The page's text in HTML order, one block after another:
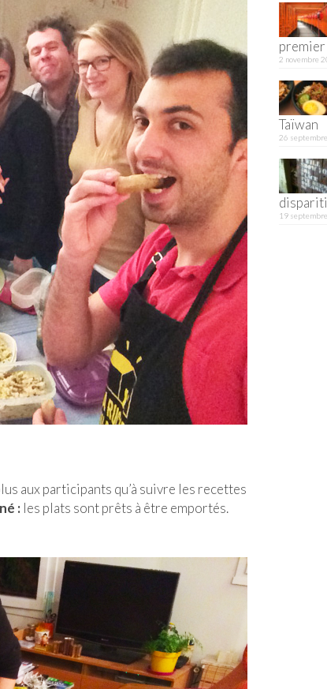
aux participants qu’à suivre les recettes
: les plats sont prêts à être emportés.
premier
2 novembre
Taïwan
26
19